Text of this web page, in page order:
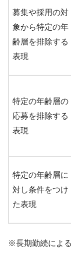
募集や採用の対
象から特定の年
齢層を排除する
表現
特定の年齢層の
応募を排除する
表現
特定の年齢層に
対し条件をつけ
た表現
※長期勤続によ